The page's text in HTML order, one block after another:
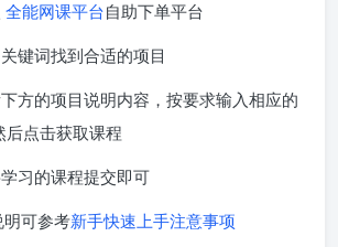
全能网课平台自助下单平台
键词找到合适的项目
方的项目说明内容，按要求输入相应的
后点击获取课程
习的课程提交即可
明可参考新手快速上手注意事项